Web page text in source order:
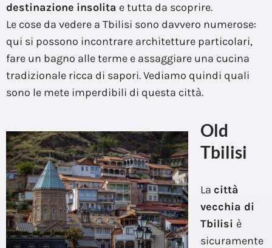
destinazione insolita e tutta da scoprire.
Le cose da vedere a Tbilisi sono davvero numerose:
qui si possono incontrare architetture particolari,
fare un bagno alle terme e assaggiare una cucina
tradizionale ricca di sapori. Vediamo quindi quali
sono le mete imperdibili di questa città.
Old
Tbilisi
La città
vecchia di
Tbilisi è
sicuramente